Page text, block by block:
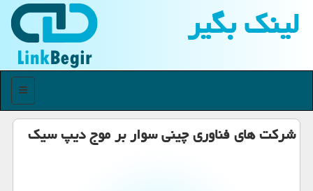
لینك بگیر
منو
شرکت های فناوری چینی سوار بر موج دیپ سیک